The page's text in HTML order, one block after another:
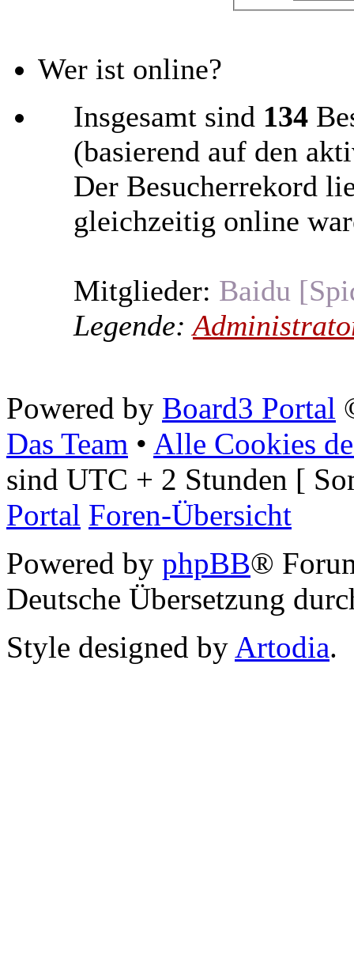
Wer ist online?
Insgesamt sind 134
(basierend auf den
Der Besucherrekord
gleichzeitig online
Mitglieder: Baidu
Legende:
Powered by Board3 Portal
Das Team • Alle Cookies
sind UTC + 2 Stunden [
Portal Foren-Übersicht
Powered by phpBB®
Deutsche Übersetzung
Style designed by Artodia.